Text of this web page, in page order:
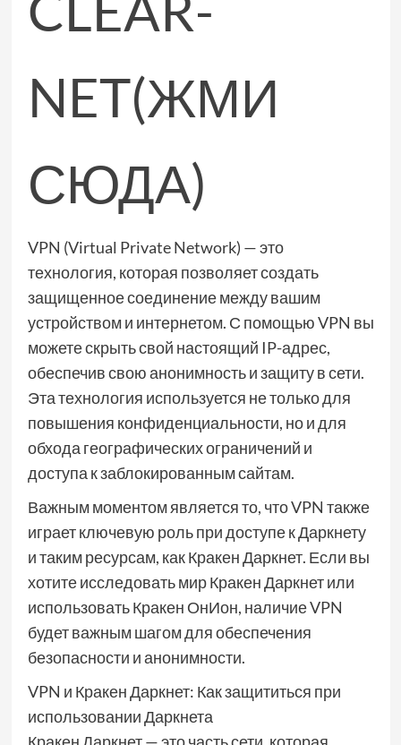
NET(ЖМИ
СЮДА)
VPN (Virtual Private Network) — это
технология, которая позволяет создать
защищенное соединение между вашим
устройством и интернетом. С помощью VPN вы
можете скрыть свой настоящий IP-адрес,
обеспечив свою анонимность и защиту в сети.
Эта технология используется не только для
повышения конфиденциальности, но и для
обхода географических ограничений и
доступа к заблокированным сайтам.
Важным моментом является то, что VPN также
играет ключевую роль при доступе к Даркнету
и таким ресурсам, как Кракен Даркнет. Если вы
хотите исследовать мир Кракен Даркнет или
использовать Кракен ОнИон, наличие VPN
будет важным шагом для обеспечения
безопасности и анонимности.
VPN и Кракен Даркнет: Как защититься при
использовании Даркнета